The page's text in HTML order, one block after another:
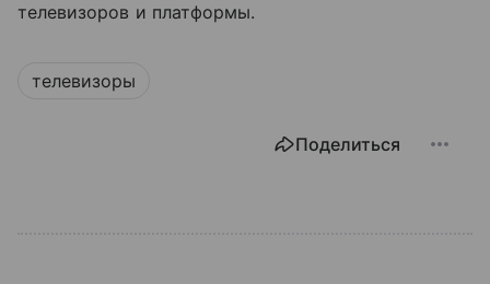
телевизоров и платформы.
телевизоры
Поделиться